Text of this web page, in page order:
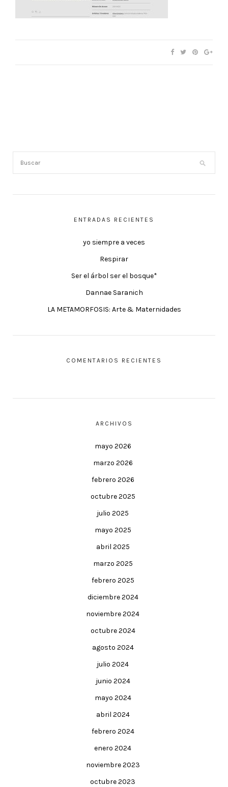
ENTRADAS RECIENTES
yo siempre a veces
Respirar
Ser el árbol ser el bosque*
Dannae Saranich
LA METAMORFOSIS: Arte & Maternidades
COMENTARIOS RECIENTES
ARCHIVOS
mayo 2026
marzo 2026
febrero 2026
octubre 2025
julio 2025
mayo 2025
abril 2025
marzo 2025
febrero 2025
diciembre 2024
noviembre 2024
octubre 2024
agosto 2024
julio 2024
junio 2024
mayo 2024
abril 2024
febrero 2024
enero 2024
noviembre 2023
octubre 2023